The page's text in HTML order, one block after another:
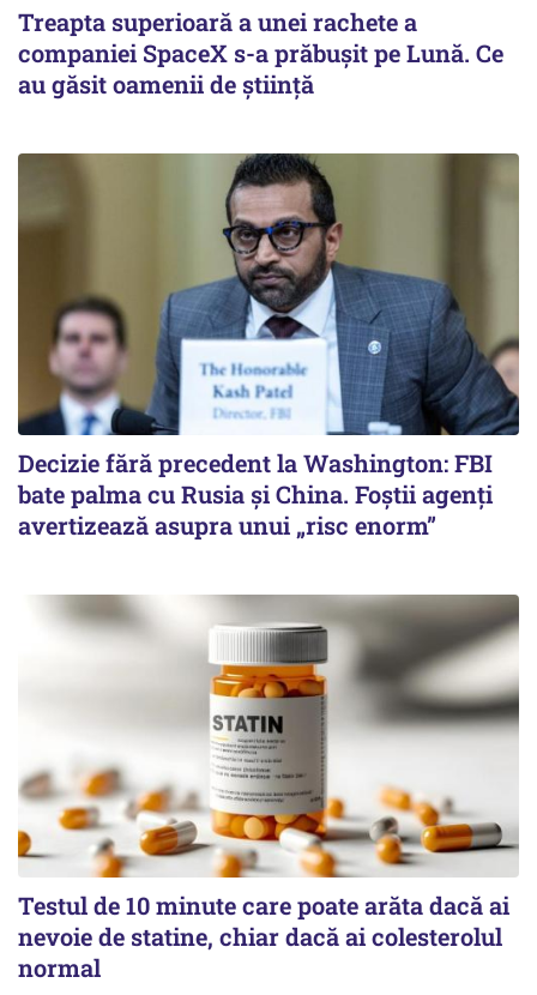
Treapta superioară a unei rachete a
companiei SpaceX s-a prăbușit pe Lună. Ce
au găsit oamenii de știință
Decizie fără precedent la Washington: FBI
bate palma cu Rusia și China. Foștii agenți
avertizează asupra unui „risc enorm”
Testul de 10 minute care poate arăta dacă ai
nevoie de statine, chiar dacă ai colesterolul
normal